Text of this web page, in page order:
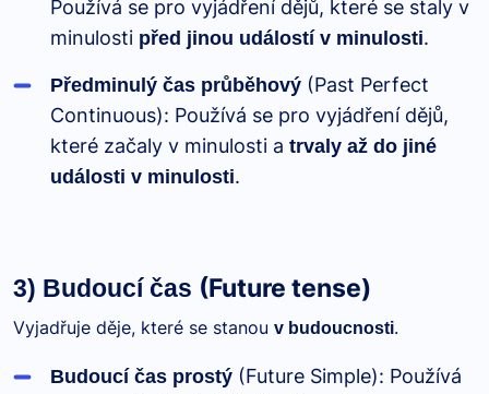
Používá se pro vyjádření dějů, které se staly v
minulosti před jinou událostí v minulosti.
Předminulý čas průběhový (Past Perfect
Continuous): Používá se pro vyjádření dějů,
které začaly v minulosti a trvaly až do jiné
události v minulosti.
3) Budoucí čas (Future tense)
Vyjadřuje děje, které se stanou v budoucnosti.
Budoucí čas prostý (Future Simple): Používá